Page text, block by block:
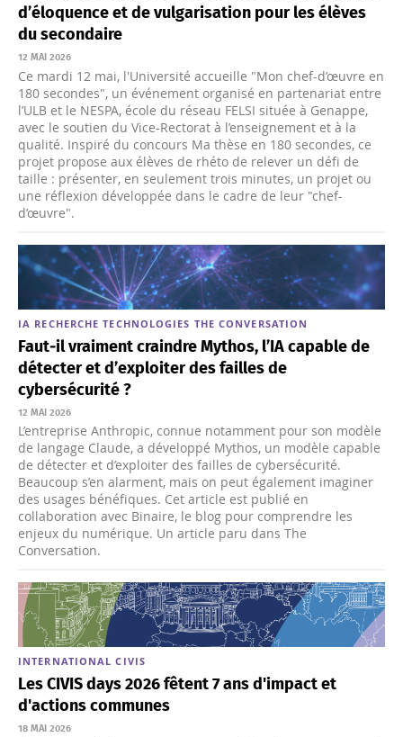
d’éloquence et de vulgarisation pour les élèves
du secondaire
12 MAI 2026
Ce mardi 12 mai, l'Université accueille "Mon chef-d’œuvre en
180 secondes", un événement organisé en partenariat entre
l’ULB et le NESPA, école du réseau FELSI située à Genappe,
avec le soutien du Vice-Rectorat à l’enseignement et à la
qualité. Inspiré du concours Ma thèse en 180 secondes, ce
projet propose aux élèves de rhéto de relever un défi de
taille : présenter, en seulement trois minutes, un projet ou
une réflexion développée dans le cadre de leur "chef-
d’œuvre".
IA RECHERCHE TECHNOLOGIES THE CONVERSATION
Faut‑il vraiment craindre Mythos, l’IA capable de
détecter et d’exploiter des failles de
cybersécurité ?
12 MAI 2026
L’entreprise Anthropic, connue notamment pour son modèle
de langage Claude, a développé Mythos, un modèle capable
de détecter et d’exploiter des failles de cybersécurité.
Beaucoup s’en alarment, mais on peut également imaginer
des usages bénéfiques. Cet article est publié en
collaboration avec Binaire, le blog pour comprendre les
enjeux du numérique. Un article paru dans The
Conversation.
INTERNATIONAL CIVIS
Les CIVIS days 2026 fêtent 7 ans d'impact et
d'actions communes
18 MAI 2026